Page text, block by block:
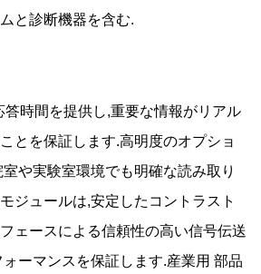
と診断機器を含む.
時間を提供し,重要な情報がリアル
とを保証します.高明度のオプショ
や実験室環境でも明確な読み取り
ジュールは,安定したコントラスト
ェースによる信頼性の高い信号伝送
ーマンスを保証します.産業用 部品